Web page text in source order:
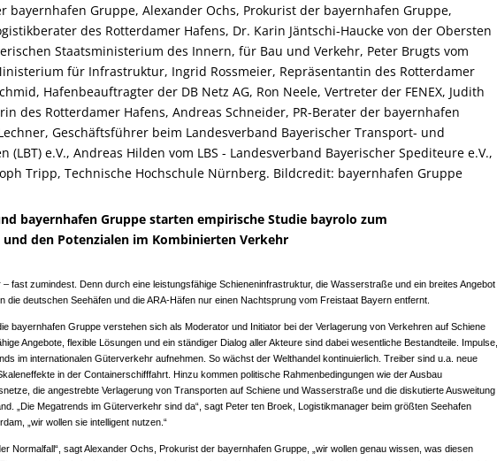
bayernhafen Gruppe, Alexander Ochs, Prokurist der bayernhafen Gruppe,
des Rotterdamer Hafens, Dr. Karin Jäntschi-Haucke von der Obersten
Staatsministerium des Innern, für Bau und Verkehr, Peter Brugts vom
für Infrastruktur, Ingrid Rossmeier, Repräsentantin des Rotterdamer
Hafenbeauftragter der DB Netz AG, Ron Neele, Vertreter der FENEX, Judith
des Rotterdamer Hafens, Andreas Schneider, PR-Berater der bayernhafen
Geschäftsführer beim Landesverband Bayerischer Transport- und
(LBT) e.V., Andreas Hilden vom LBS - Landesverband Bayerischer Spediteure e.V.,
Tripp, Technische Hochschule Nürnberg. Bildcredit: bayernhafen Gruppe
bayernhafen Gruppe starten empirische Studie bayrolo zum
den Potenzialen im Kombinierten Verkehr
fast zumindest. Denn durch eine leistungsfähige Schieneninfrastruktur, die Wasserstraße und ein breites Angebot
die deutschen Seehäfen und die ARA-Häfen nur einen Nachtsprung vom Freistaat Bayern entfernt.
bayernhafen Gruppe verstehen sich als Moderator und Initiator bei der Verlagerung von Verkehren auf Schiene
Angebote, flexible Lösungen und ein ständiger Dialog aller Akteure sind dabei wesentliche Bestandteile. Impulse,
im internationalen Güterverkehr aufnehmen. So wächst der Welthandel kontinuierlich. Treiber sind u.a. neue
in der Containerschifffahrt. Hinzu kommen politische Rahmenbedingungen wie der Ausbau
die angestrebte Verlagerung von Transporten auf Schiene und Wasserstraße und die diskutierte Ausweitung
„Die Megatrends im Güterverkehr sind da“, sagt Peter ten Broek, Logistikmanager beim größten Seehafen
„wir wollen sie intelligent nutzen.“
Normalfall“, sagt Alexander Ochs, Prokurist der bayernhafen Gruppe, „wir wollen genau wissen, was diesen